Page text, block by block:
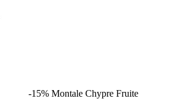
-15% Montale Chypre Fruite